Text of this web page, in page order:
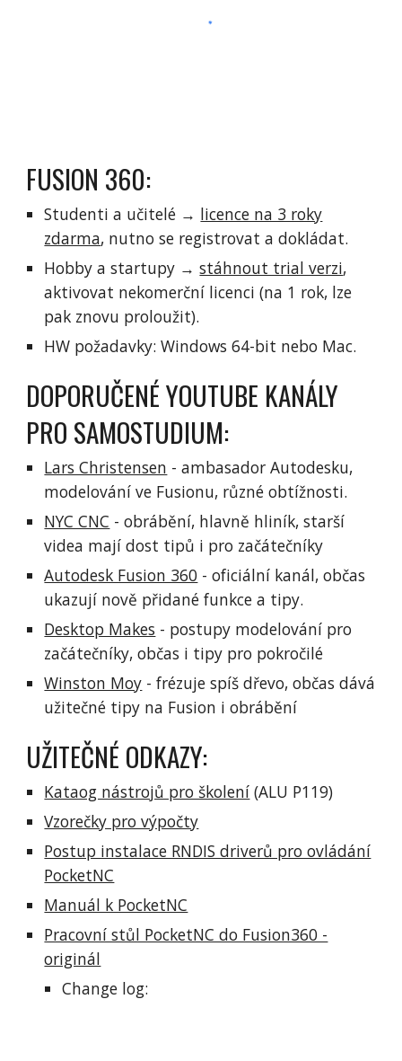
FUSION 360:
Studenti a učitelé → licence na 3 roky
zdarma, nutno se registrovat a dokládat.
Hobby a startupy →stáhnout trial verzi,
aktivovat nekomerční licenci (na 1 rok, lze
pak znovu proloužit).
HW požadavky: Windows 64-bit nebo Mac.
DOPORUČENÉ YOUTUBE KANÁLY
PRO SAMOSTUDIUM:
Lars Christensen - ambasador Autodesku,
modelování ve Fusionu, různé obtížnosti.
NYC CNC - obrábění, hlavně hliník, starší
videa mají dost tipů i pro začátečníky
Autodesk Fusion 360 - oficiální kanál, občas
ukazují nově přidané funkce a tipy.
Desktop Makes - postupy modelování pro
začátečníky, občas i tipy pro pokročilé
Winston Moy - frézuje spíš dřevo, občas dává
užitečné tipy na Fusion i obrábění
UŽITEČNÉ ODKAZY:
Kataog nástrojů pro školení (ALU P119)
Vzorečky pro výpočty
Postup instalace RNDIS driverů pro ovládání
PocketNC
Manuál k PocketNC
Pracovní stůl PocketNC do Fusion360 -
originál
Change log: